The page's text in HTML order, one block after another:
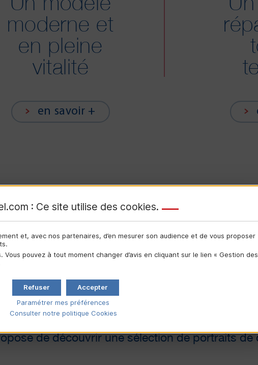
: Ce site utilise des cookies.
et, avec nos partenaires, d’en mesurer son audience et de vous proposer
pouvez à tout moment changer d’avis en cliquant sur le lien « Gestion des
Accepter
Refuser
Paramétrer mes préférences
Consulter notre politique Cookies